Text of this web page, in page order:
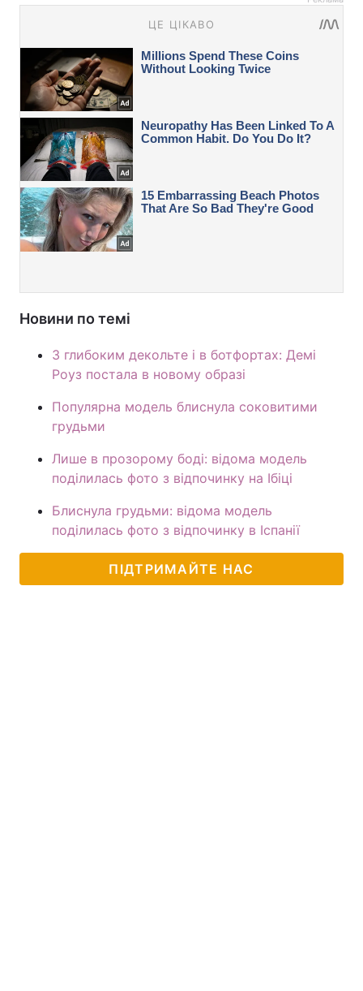
Новини по темі
З глибоким декольте і в ботфортах: Демі
Роуз постала в новому образі
Популярна модель блиснула соковитими
грудьми
Лише в прозорому боді: відома модель
поділилась фото з відпочинку на Ібіці
Блиснула грудьми: відома модель
поділилась фото з відпочинку в Іспанії
ПІДТРИМАЙТЕ НАС